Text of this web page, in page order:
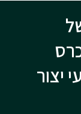
יצור